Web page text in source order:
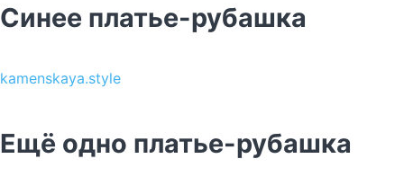
Синее платье-рубашка
kamenskaya.style
Ещё одно платье-рубашка